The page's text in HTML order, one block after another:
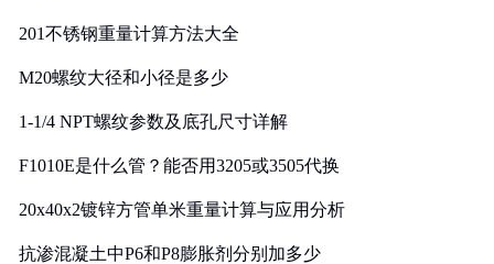
201不锈钢重量计算方法大全
M20螺纹大径和小径是多少
1-1/4 NPT螺纹参数及底孔尺寸详解
F1010E是什么管？能否用3205或3505代换
20x40x2镀锌方管单米重量计算与应用分析
抗渗混凝土中P6和P8膨胀剂分别加多少